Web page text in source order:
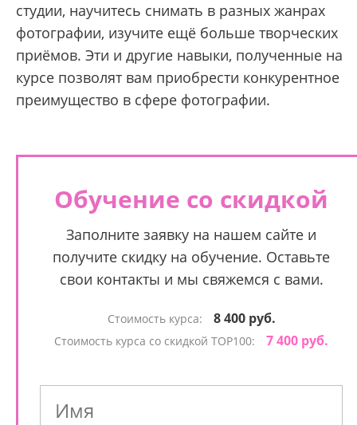
студии, научитесь снимать в разных жанрах
фотографии, изучите ещё больше творческих
приёмов. Эти и другие навыки, полученные на
курсе позволят вам приобрести конкурентное
преимущество в сфере фотографии.
Обучение со скидкой
Заполните заявку на нашем сайте и
получите скидку на обучение. Оставьте
свои контакты и мы свяжемся с вами.
Стоимость курса: 8 400 руб.
Стоимость курса со скидкой TOP100: 7 400 руб.